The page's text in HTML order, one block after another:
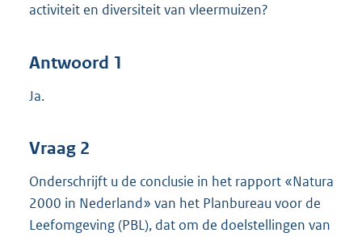
activiteit en diversiteit van vleermuizen?
Antwoord 1
Ja.
Vraag 2
Onderschrijft u de conclusie in het rapport «Natura
2000 in Nederland» van het Planbureau voor de
Leefomgeving (PBL), dat om de doelstellingen van